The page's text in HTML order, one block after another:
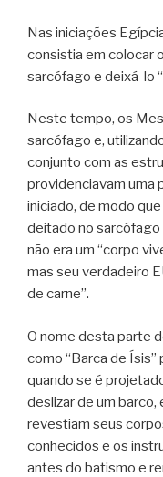
Nas iniciações
consistia em colocar
sarcófago e deixá-lo
Neste tempo, os
sarcófago e,
conjunto com as
providenciavam uma
iniciado, de modo
deitado no sarcófago
não era um “corpo
mas seu verdadeiro
de carne”.
O nome desta parte
como “Barca de
quando se é
deslizar de um
revestiam seus
conhecidos e os
antes do batismo e